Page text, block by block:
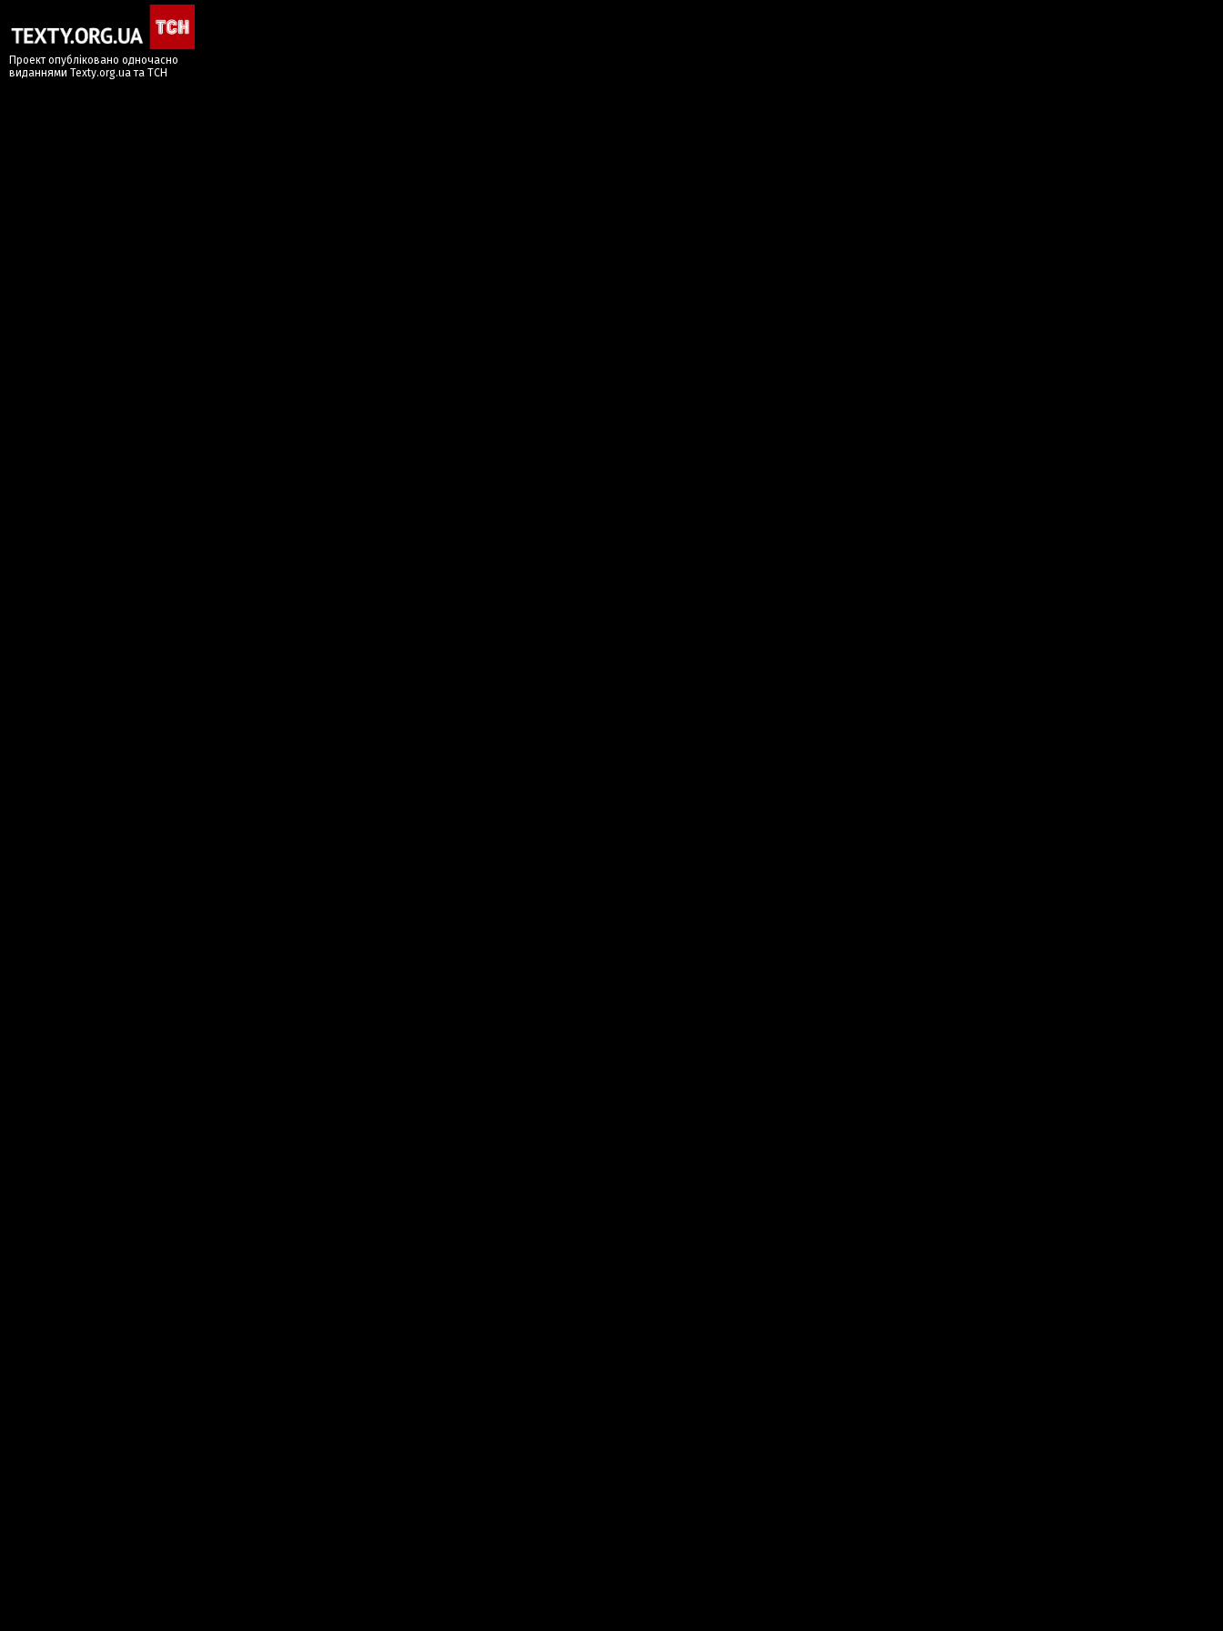
Проект опубліковано одночасно
виданнями Texty.org.ua та ТСН